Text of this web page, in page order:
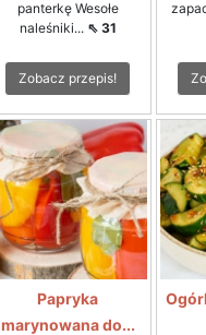
panterkę Wesołe
naleśniki... ⇖ 31
Zobacz przepis!
Papryka
marynowana do...